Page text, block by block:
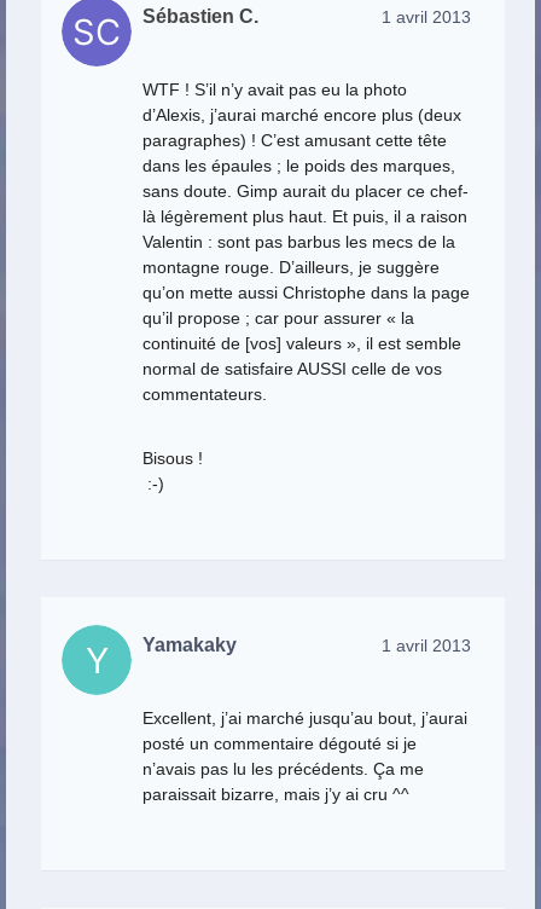
Sébastien C. 1 avril 2013
WTF ! S’il n’y avait pas eu la photo
d’Alexis, j’aurai marché encore plus (deux
paragraphes) ! C’est amusant cette tête
dans les épaules ; le poids des marques,
sans doute. Gimp aurait du placer ce chef-
là légèrement plus haut. Et puis, il a raison
Valentin : sont pas barbus les mecs de la
montagne rouge. D’ailleurs, je suggère
qu’on mette aussi Christophe dans la page
qu’il propose ; car pour assurer « la
continuité de [vos] valeurs », il est semble
normal de satisfaire AUSSI celle de vos
commentateurs.
Bisous !
:-)
Yamakaky 1 avril 2013
Excellent, j’ai marché jusqu’au bout, j’aurai
posté un commentaire dégouté si je
n’avais pas lu les précédents. Ça me
paraissait bizarre, mais j’y ai cru ^^